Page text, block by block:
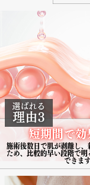
選ばれる
理由3
短期間で効
施術後数日で肌が剥離し
ため、比較的早い段階で
できます